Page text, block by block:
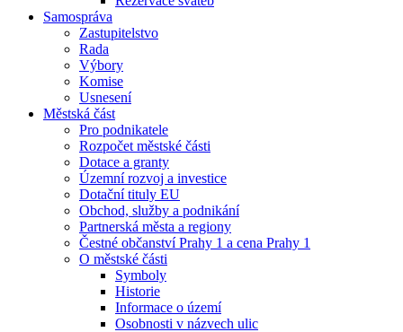
Samospráva
Zastupitelstvo
Rada
Výbory
Komise
Usnesení
Městská část
Pro podnikatele
Rozpočet městské části
Dotace a granty
Územní rozvoj a investice
Dotační tituly EU
Obchod, služby a podnikání
Partnerská města a regiony
Čestné občanství Prahy 1 a cena Prahy 1
O městské části
Symboly
Historie
Informace o území
Osobnosti v názvech ulic